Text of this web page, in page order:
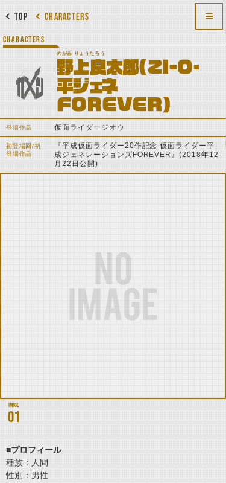
CHARACTERS
TOP
CHARACTERS
のがみ りょうたろう
野上良太郎(ZI-O・
平ジェネ
FOREVER)
登場作品 仮面ライダージオウ
初登場回/初
登場作品
『平成仮面ライダー20作記念 仮面ライダー平
成ジェネレーションズFOREVER』(2018年12
月22日公開)
01
■プロフィール
種族：人間
性別：男性